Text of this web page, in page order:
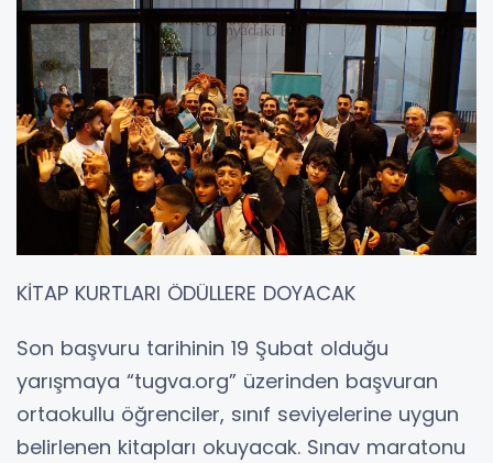
KİTAP KURTLARI ÖDÜLLERE DOYACAK
Son başvuru tarihinin 19 Şubat olduğu
yarışmaya “tugva.org” üzerinden başvuran
ortaokullu öğrenciler, sınıf seviyelerine uygun
belirlenen kitapları okuyacak. Sınav maratonu